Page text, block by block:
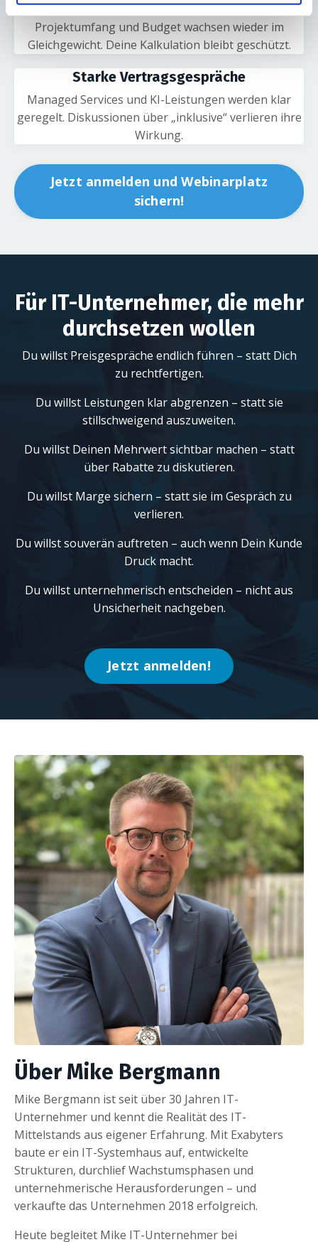
Stabile Projektmargen
Projektumfang und Budget wachsen wieder im
Gleichgewicht. Deine Kalkulation bleibt geschützt.
Starke Vertragsgespräche
Managed Services und KI-Leistungen werden klar
geregelt. Diskussionen über „inklusive“ verlieren ihre
Wirkung.
Jetzt anmelden und Webinarplatz
sichern!
Für IT-Unternehmer, die mehr
durchsetzen wollen
Du willst Preisgespräche endlich führen – statt Dich
zu rechtfertigen.
Du willst Leistungen klar abgrenzen – statt sie
stillschweigend auszuweiten.
Du willst Deinen Mehrwert sichtbar machen – statt
über Rabatte zu diskutieren.
Du willst Marge sichern – statt sie im Gespräch zu
verlieren.
Du willst souverän auftreten – auch wenn Dein Kunde
Druck macht.
Du willst unternehmerisch entscheiden – nicht aus
Unsicherheit nachgeben.
Jetzt anmelden!
Über Mike Bergmann
Mike Bergmann ist seit über 30 Jahren IT-
Unternehmer und kennt die Realität des IT-
Mittelstands aus eigener Erfahrung. Mit Exabyters
baute er ein IT-Systemhaus auf, entwickelte
Strukturen, durchlief Wachstumsphasen und
unternehmerische Herausforderungen – und
verkaufte das Unternehmen 2018 erfolgreich.
Heute begleitet Mike IT-Unternehmer bei